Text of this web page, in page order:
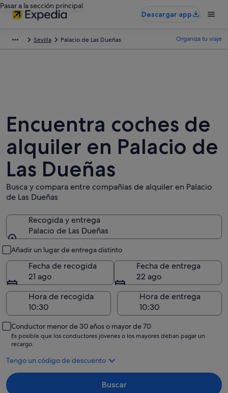
Pasar a la sección principal
Descargar app
Sevilla Palacio de Las Dueñas Organiza tu viaje
Encuentra coches de
alquiler en Palacio de
Las Dueñas
Busca y compara entre compañías de alquiler en Palacio
de Las Dueñas
Recogida y entrega
Palacio de Las Dueñas
Añadir un lugar de entrega distinto
Fecha de recogida
21 ago
Fecha de entrega
22 ago
Hora de recogida
Hora de entrega
Conductor menor de 30 años o mayor de 70
Es posible que los conductores jóvenes o los mayores deban pagar un
recargo.
Tengo un código de descuento
Buscar